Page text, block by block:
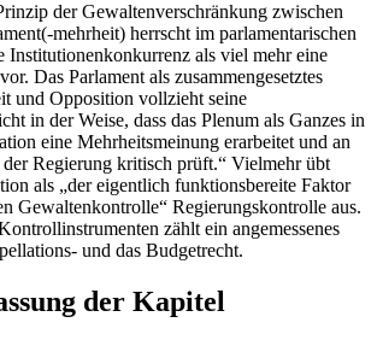
der Gewaltenverschränkung zwischen
mehrheit) herrscht im parlamentarischen
Institutionenkonkurrenz als viel mehr eine
Das Parlament als zusammengesetztes
und Opposition vollzieht seine
in der Weise, dass das Plenum als Ganzes in
eine Mehrheitsmeinung erarbeitet und an
der Regierung kritisch prüft.“ Vielmehr übt
als „der eigentlich funktionsbereite Faktor
Gewaltenkontrolle“ Regierungskontrolle aus.
zählt ein angemessenes
und das Budgetrecht.
der Kapitel